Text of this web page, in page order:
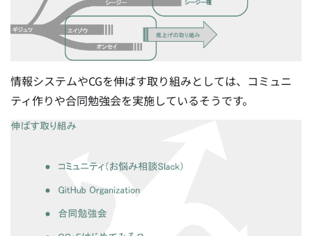
情報システムやCGを伸ばす取り組みとしては、コミュニ
ティ作りや合同勉強会を実施しているそうです。